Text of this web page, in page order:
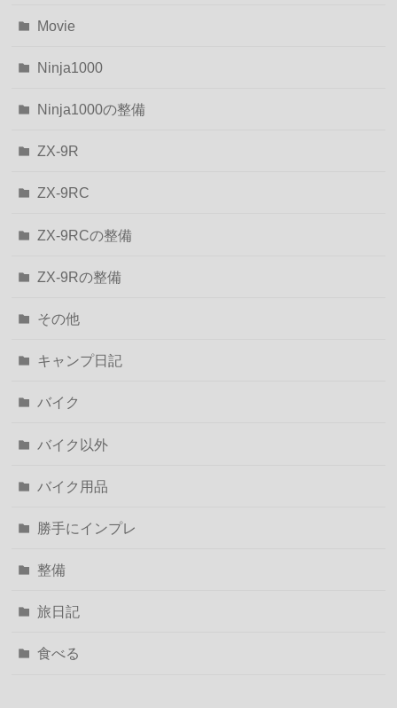
Movie
Ninja1000
Ninja1000の整備
ZX-9R
ZX-9RC
ZX-9RCの整備
ZX-9Rの整備
その他
キャンプ日記
バイク
バイク以外
バイク用品
勝手にインプレ
整備
旅日記
食べる